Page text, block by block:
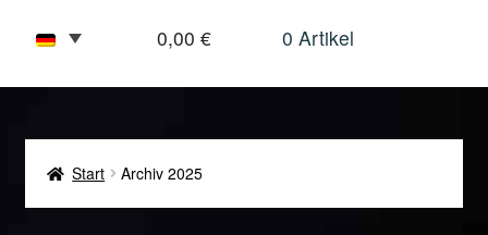
0,00 € 0 Artikel
News
Teilnehmer
Beherbergungsbetriebe
Start Archiv 2025